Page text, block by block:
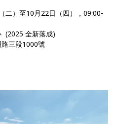
二）至10月22日（四），09:00-
(2025 全新落成)
路三段1000號